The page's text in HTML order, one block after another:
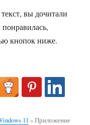
вы дочитали
кнопок ниже.
11 »Приложение